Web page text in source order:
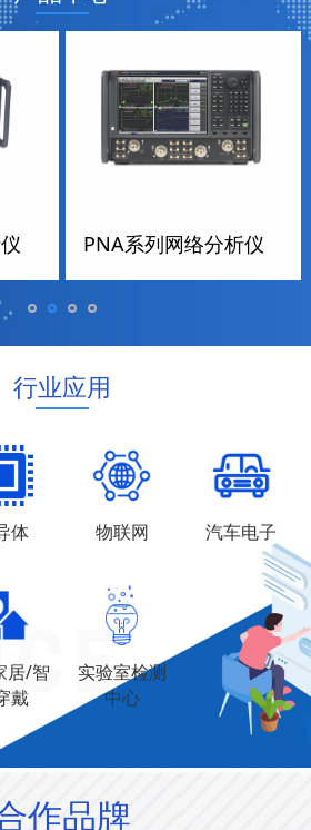
行业应用
体 物联网 汽车电子
居/智
戴
实验室检测
中心
作品牌